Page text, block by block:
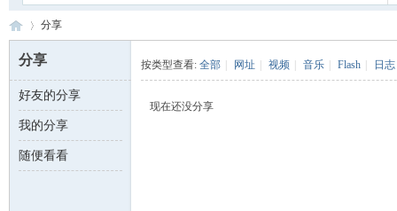
数 ›
分享
分享
好友的分享
我的分享
随便看看
按类型查看: 全部 网址 视频 音乐 Flash 日志
现在还没分享